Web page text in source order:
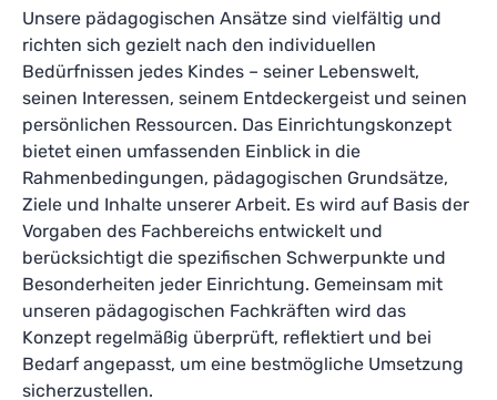
Unsere pädagogischen Ansätze sind vielfältig und
richten sich gezielt nach den individuellen
Bedürfnissen jedes Kindes – seiner Lebenswelt,
seinen Interessen, seinem Entdeckergeist und seinen
persönlichen Ressourcen. Das Einrichtungskonzept
bietet einen umfassenden Einblick in die
Rahmenbedingungen, pädagogischen Grundsätze,
Ziele und Inhalte unserer Arbeit. Es wird auf Basis der
Vorgaben des Fachbereichs entwickelt und
berücksichtigt die spezifischen Schwerpunkte und
Besonderheiten jeder Einrichtung. Gemeinsam mit
unseren pädagogischen Fachkräften wird das
Konzept regelmäßig überprüft, reflektiert und bei
Bedarf angepasst, um eine bestmögliche Umsetzung
sicherzustellen.